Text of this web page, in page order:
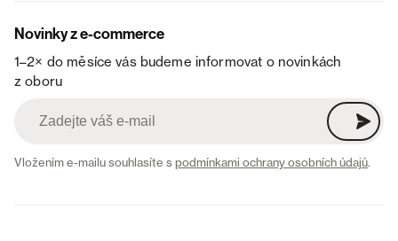
Novinky z e-commerce
1–2× do měsíce vás budeme informovat o novinkách
z oboru
Vložením e-mailu souhlasíte spodmínkami ochrany osobních údajů.